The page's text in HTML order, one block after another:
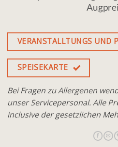
VERANSTALLTUNGS UND
SPEISEKARTE
Bei Fragen zu Allergenen
unser Servicepersonal. Alle
inclusive der gesetzlichen